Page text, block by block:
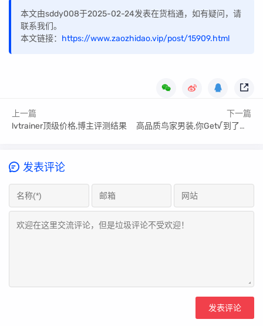
本文由sddy008于2025-02-24发表在货档通，如有疑问，请
联系我们。
本文链接： https://www.zaozhidao.vip/post/15909.html
上一篇
lvtrainer顶级价格,博主评测结果
下一篇
高品质鸟家男装,你Get√到了吗？
发表评论